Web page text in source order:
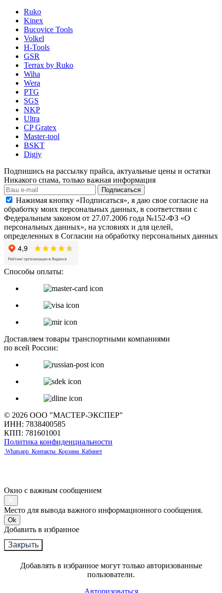
Ruko
Kinex
Bucovice Tools
Volkel
H-Tools
GSR
Terrax by Ruko
Wiha
Wera
PTG
SGS
NKP
Ultra
CP Gratex
Master-tool
BSKT
Digjy
Подпишись на рассылку прайса, актуальные цены и остатки
Никакого спама, только важная информация
Подписаться
Нажимая кнопку «Подписаться», я даю свое согласие на
обработку моих персональных данных, в соответствии с
Федеральным законом от 27.07.2006 года №152-ФЗ «О
персональных данных», на условиях и для целей,
определенных в Согласии на обработку персональных данных
Способы оплаты:
Доставляем товары транспортными компаниями
по всей России:
© 2026 ООО "МАСТЕР-ЭКСПЕР"
ИНН: 7838400585
КПП: 781601001
Политика конфиденциальности
Whatsapp Контакты Корзина Кабинет
Окно с важным сообщением
Место для вывода важного информационного сообщения.
Ok
Добавить в избранное
Закрыть
Добавлять в избранное могут только авторизованные
пользователи.
Авторизоваться